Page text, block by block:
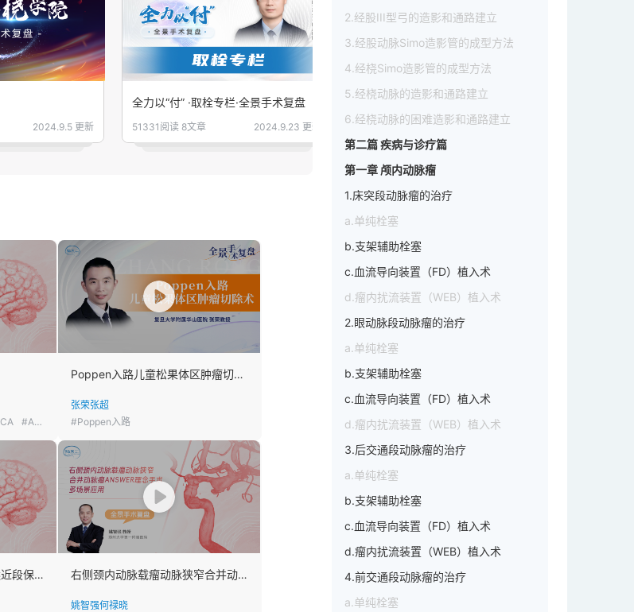
2024.9.5 更新
全力以“付” ·取栓专栏·全景手术复盘
51331阅读 8文章 2024.9.23 更新
全力以“付” ·并发症专栏·全景手术复盘
7606阅读 3文章 2024.8.26 更新
#AN #狭窄
Poppen入路儿童松果体区肿瘤切除术
张荣张超
#Poppen入路
双侧椎动脉慢性闭塞开通远近段保护技术 右侧颈内动脉载瘤动脉狭窄合并动脉瘤ANSWER理念手术多场景应用
姚智强何禄晓
2.经股III型弓的造影和通路建立
3.经股动脉Simo造影管的成型方法
4.经桡Simo造影管的成型方法
5.经桡动脉的造影和通路建立
6.经桡动脉的困难造影和通路建立
第二篇 疾病与诊疗篇
第一章 颅内动脉瘤
1.床突段动脉瘤的治疗
a.单纯栓塞
b.支架辅助栓塞
c.血流导向装置（FD）植入术
d.瘤内扰流装置（WEB）植入术
2.眼动脉段动脉瘤的治疗
a.单纯栓塞
b.支架辅助栓塞
c.血流导向装置（FD）植入术
d.瘤内扰流装置（WEB）植入术
3.后交通段动脉瘤的治疗
a.单纯栓塞
b.支架辅助栓塞
c.血流导向装置（FD）植入术
d.瘤内扰流装置（WEB）植入术
4.前交通段动脉瘤的治疗
a.单纯栓塞